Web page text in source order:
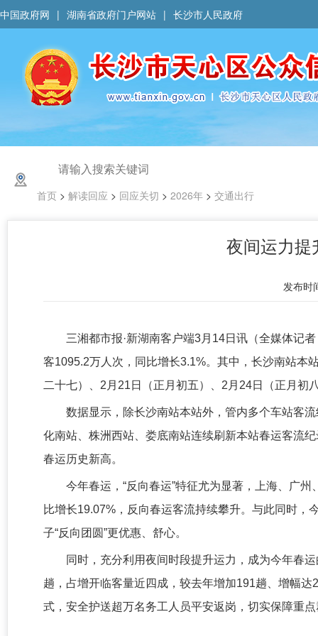
中国政府网 | 湖南省政府门户网站 | 长沙市人民政府
首页 > 解读回应 > 回应关切 > 2026年 > 交通出行
夜间运力提
发布时
三湘都市报·新湖南客户端3月14日讯（全媒体记
客1095.2万人次，同比增长3.1%。其中，长沙南站本
二十七）、2月21日（正月初五）、2月24日（正月初
数据显示，除长沙南站本站外，管内多个车站客
化南站、株洲西站、娄底南站连续刷新本站春运客流
春运历史新高。
今年春运，“反向春运”特征尤为显著，上海、广
比增长19.07%，反向春运客流持续攀升。与此同时
子“反向团圆”更优惠、舒心。
同时，充分利用夜间时段提升运力，成为今年春
趟，占增开临客量近四成，较去年增加191趟、增幅
式，安全护送超万名务工人员平安返岗，切实保障重